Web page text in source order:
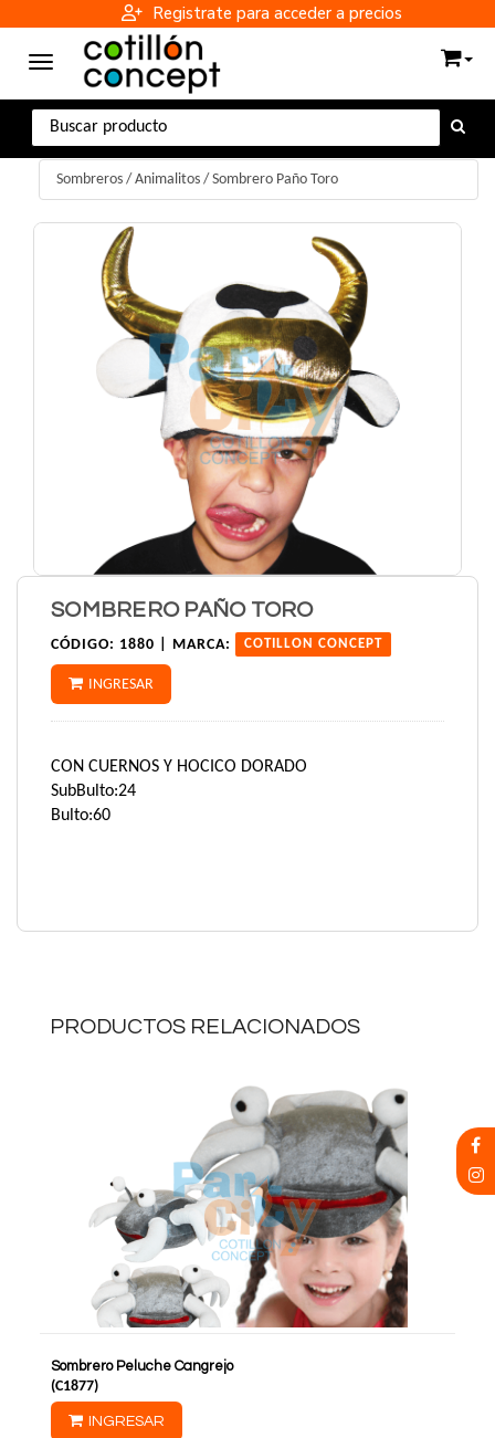
Registrate para acceder a precios
Toggle navigation
Sombreros / Animalitos / Sombrero Paño Toro
SOMBRERO PAÑO TORO
CÓDIGO: 1880 | MARCA: COTILLON CONCEPT
INGRESAR
CON CUERNOS Y HOCICO DORADO
SubBulto:24
Bulto:60
PRODUCTOS RELACIONADOS
Sombrero Peluche Cangrejo
(C1877)
INGRESAR